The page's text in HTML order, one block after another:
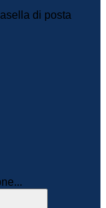
di posta